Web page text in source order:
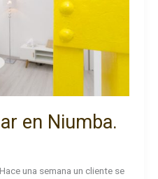
en Niumba.
una semana un cliente se